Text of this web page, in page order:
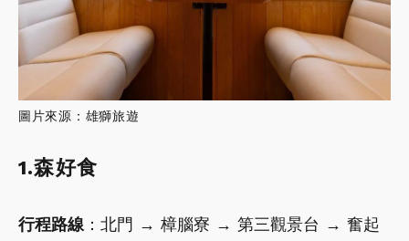
圖片來源：雄獅旅遊
1.森好食
行程路線 ：北門 → 樟腦寮 → 第三觀景台 → 奮起